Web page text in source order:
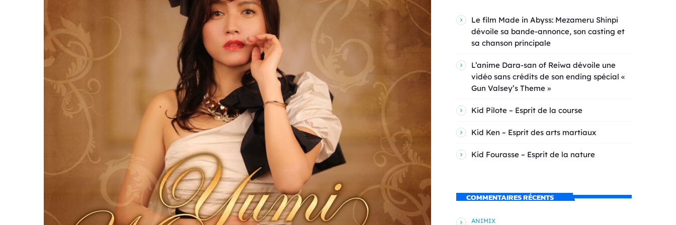
Le film Made in Abyss: Mezameru Shinpi
dévoile sa bande-annonce, son casting et
sa chanson principale
L’anime Dara-san of Reiwa dévoile une
vidéo sans crédits de son ending spécial «
Gun Valsey’s Theme »
Kid Pilote – Esprit de la course
Kid Ken – Esprit des arts martiaux
Kid Fourasse – Esprit de la nature
COMMENTAIRES RÉCENTS
ANIMIX